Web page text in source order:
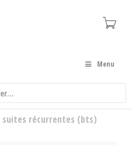
Menu
suites récurrentes (bts)